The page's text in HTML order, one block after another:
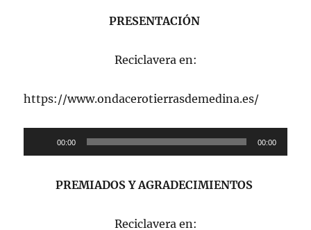
PRESENTACIÓN
Reciclavera en:
https://www.ondacerotierrasdemedina.es/
Reproductor
de
00:00 00:00
PREMIADOS Y AGRADECIMIENTOS
Reciclavera en: